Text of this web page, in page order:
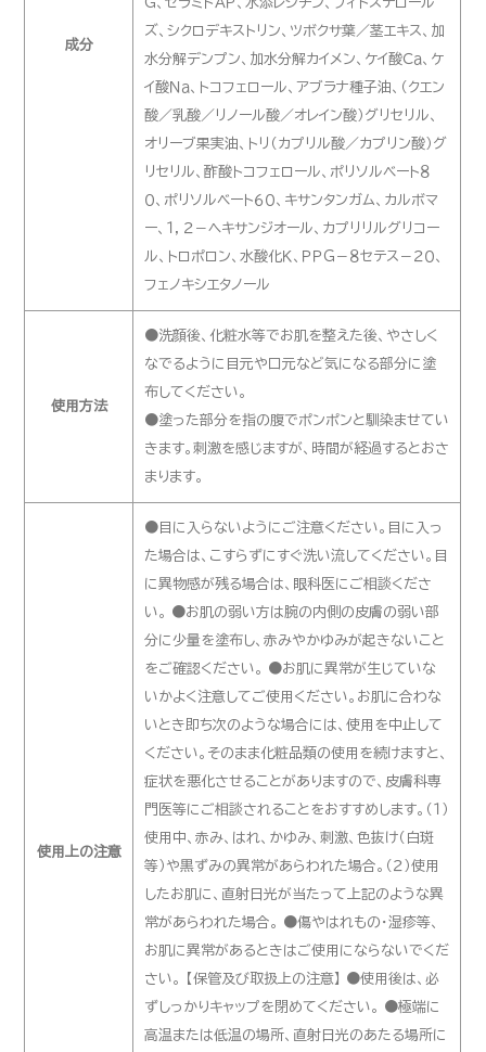
成分
ズ、シクロデキストリン、ツボクサ葉／茎エキス、加
水分解デンプン、加水分解カイメン、ケイ酸Ｃａ、ケ
イ酸Ｎａ、トコフェロール、アブラナ種子油、（クエン
酸／乳酸／リノール酸／オレイン酸）グリセリル、
オリーブ果実油、トリ（カプリル酸／カプリン酸）グ
リセリル、酢酸トコフェロール、ポリソルベート８
０、ポリソルベート６０、キサンタンガム、カルボマ
ー、１，２－ヘキサンジオール、カプリリルグリコー
ル、トロポロン、水酸化Ｋ、ＰＰＧ－８セテス－２０、
フェノキシエタノール
使用方法
●洗顔後、化粧水等でお肌を整えた後、やさしく
なでるように目元や口元など気になる部分に塗
布してください。
●塗った部分を指の腹でポンポンと馴染ませてい
きます。刺激を感じますが、時間が経過するとおさ
まります。
使用上の注意
●目に入らないようにご注意ください。目に入っ
た場合は、こすらずにすぐ洗い流してください。目
に異物感が残る場合は、眼科医にご相談くださ
い。 ●お肌の弱い方は腕の内側の皮膚の弱い部
分に少量を塗布し、赤みやかゆみが起きないこと
をご確認ください。 ●お肌に異常が生じていな
いかよく注意してご使用ください。お肌に合わな
いとき即ち次のような場合には、使用を中止して
ください。そのまま化粧品類の使用を続けますと、
症状を悪化させることがありますので、皮膚科専
門医等にご相談されることをおすすめします。（１）
使用中、赤み、はれ、かゆみ、刺激、色抜け（白斑
等）や黒ずみの異常があらわれた場合。（２）使用
したお肌に、直射日光が当たって上記のような異
常があらわれた場合。 ●傷やはれもの・湿疹等、
お肌に異常があるときはご使用にならないでくだ
さい。 【保管及び取扱上の注意】 ●使用後は、必
ずしっかりキャップを閉めてください。 ●極端に
高温または低温の場所、直射日光のあたる場所に